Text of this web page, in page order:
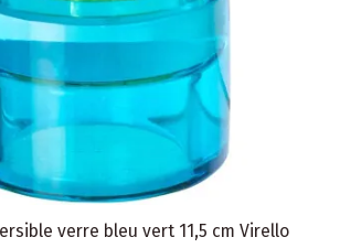
verre bleu vert 11,5 cm Virello